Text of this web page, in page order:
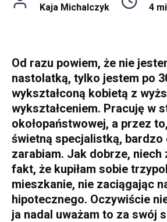
Kaja Michalczyk 4
Od razu powiem, że nie
nastolatką, tylko jestem po
wykształconą kobietą z
wykształceniem. Pracuję w
okołopaństwowej, a przez
świetną specjalistką, bardzo
zarabiam. Jak dobrze, niech
fakt, że kupiłam sobie
mieszkanie, nie zaciągając
hipotecznego. Oczywiście
ja nadal uważam to za swój